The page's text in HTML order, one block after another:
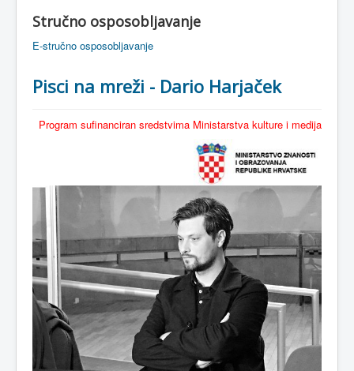
Stručno osposobljavanje
E-stručno osposobljavanje
Pisci na mreži - Dario Harjaček
Program sufinanciran sredstvima Ministarstva kulture i medija